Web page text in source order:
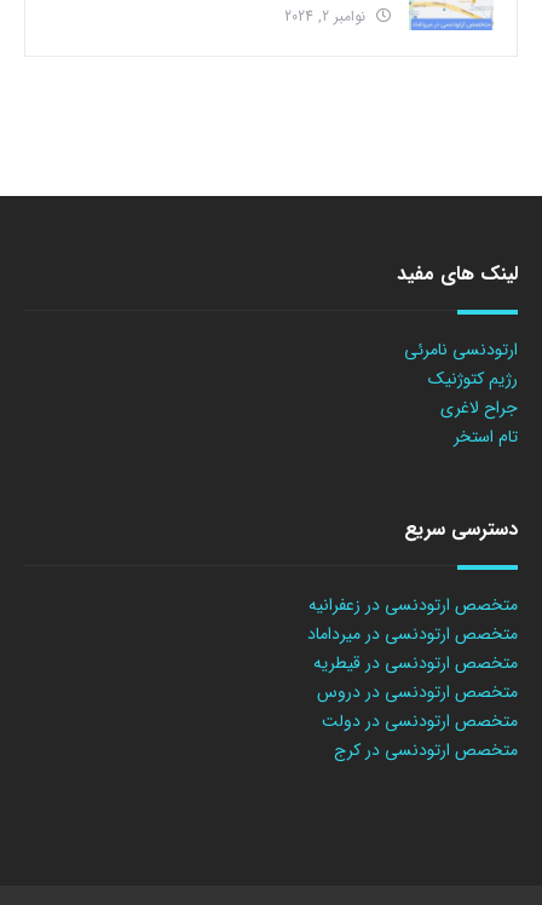
نوامبر 2, 2024
لینک های مفید
ارتودنسی نامرئی
رژیم کتوژنیک
جراح لاغری
تام استخر
دسترسی سریع
متخصص ارتودنسی در زعفرانیه
متخصص ارتودنسی در میرداماد
متخصص ارتودنسی در قیطریه
متخصص ارتودنسی در دروس
متخصص ارتودنسی در دولت
متخصص ارتودنسی در کرج